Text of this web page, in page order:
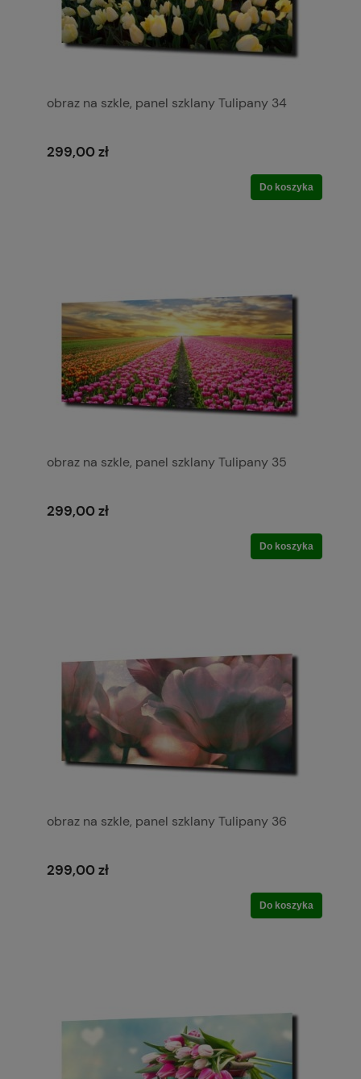
obraz na szkle, panel szklany Tulipany 34
299,00 zł
Do koszyka
obraz na szkle, panel szklany Tulipany 35
299,00 zł
Do koszyka
obraz na szkle, panel szklany Tulipany 36
299,00 zł
Do koszyka